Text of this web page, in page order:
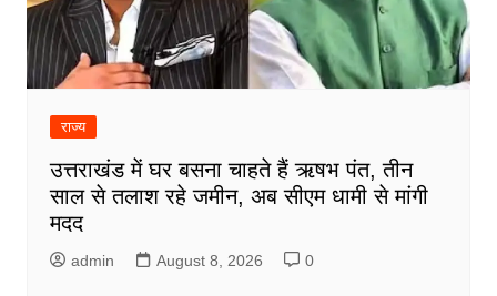
राज्य
उत्तराखंड में घर बसना चाहते हैं ऋषभ पंत, तीन
साल से तलाश रहे जमीन, अब सीएम धामी से मांगी
मदद
admin August 8, 2026 0